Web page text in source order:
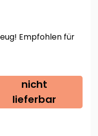
Empfohlen für
nicht
lieferbar